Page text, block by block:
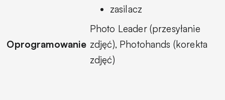
zasilacz
Oprogramowanie
Photo Leader (przesyłanie
zdjęć), Photohands (korekta
zdjęć)